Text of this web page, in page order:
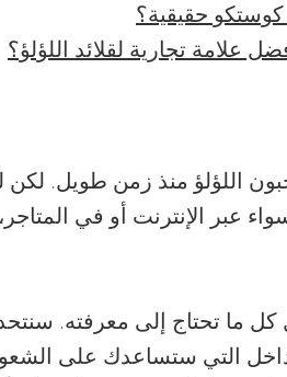
حقيقية؟
علامة تجارية لقلائد اللؤلؤ؟
اللؤلؤ منذ زمن طويل.
عبر الإنترنت أو في
ما تحتاج إلى معرفته.
التي ستساعدك على الشعور